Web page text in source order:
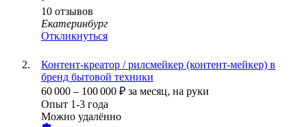
10 отзывов
Екатеринбург
Откликнуться
Контент-креатор / рилсмейкер (контент-мейкер) в
бренд бытовой техники
60 000 – 100 000 ₽ за месяц, на руки
Опыт 1-3 года
Можно удалённо